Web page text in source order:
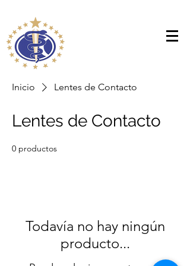
Inicio Lentes de Contacto
Lentes de Contacto
0 productos
Todavía no hay ningún
producto...